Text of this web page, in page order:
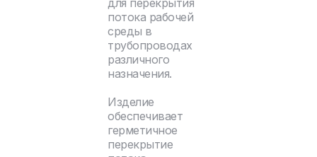
потока рабочей
среды в
трубопроводах
различного
назначения.
Изделие
обеспечивает
герметичное
перекрытие